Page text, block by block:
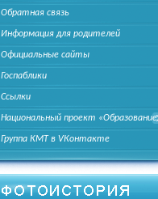
Обратная связь
Информация для родителей
Официальные сайты
Госпаблики
Ссылки
Национальный проект
Группа КМТ в VКонтакте